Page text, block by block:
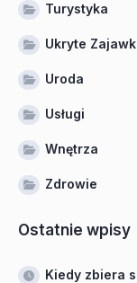
Turystyka
Ukryte
Uroda
Usługi
Wnętrza
Zdrowie
Ostatnie wpisy
Kiedy zbiera